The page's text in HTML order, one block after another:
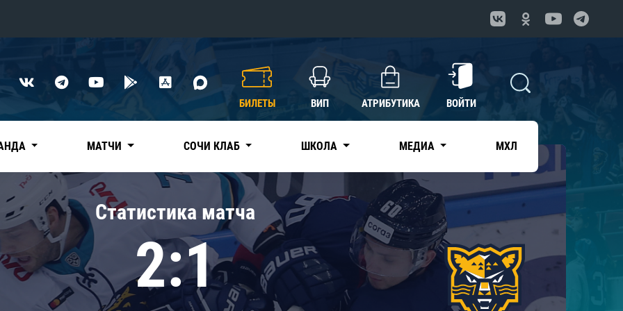
Нефтехимик
Трактор
Дивизион Чернышева
Авангард
Адмирал
КХЛ
БИЛЕТЫ ВИП АТРИБУТИКА ВОЙТИ
МАТЧИ СОЧИ КЛАБ ШКОЛА МЕДИА МХЛ
Статистика матча
2:1